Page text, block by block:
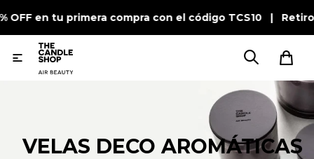
en tu primera compra con el código TCS10 |

VELAS DECO AROMÁTICAS